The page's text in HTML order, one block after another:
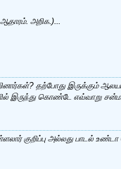
அறிக.)...
தற்போது இருக்கும்
இருந்து கொண்டே எவ்வாறு
குறிப்பு அல்லது பாடல்